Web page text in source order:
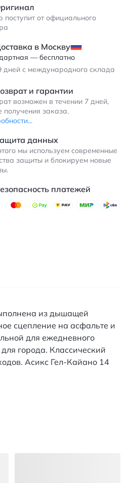
поступит от официального
в Москву
— бесплатно
дней с международного склада
и гарантии
возможен в течении 7 дней,
получения заказа.
данных
мы используем современные
защиты и блокируем новые
платежей
из дышащей
сцепление на асфальте и
для ежедневного
города. Классический
Асикс Гел-Кайано 14